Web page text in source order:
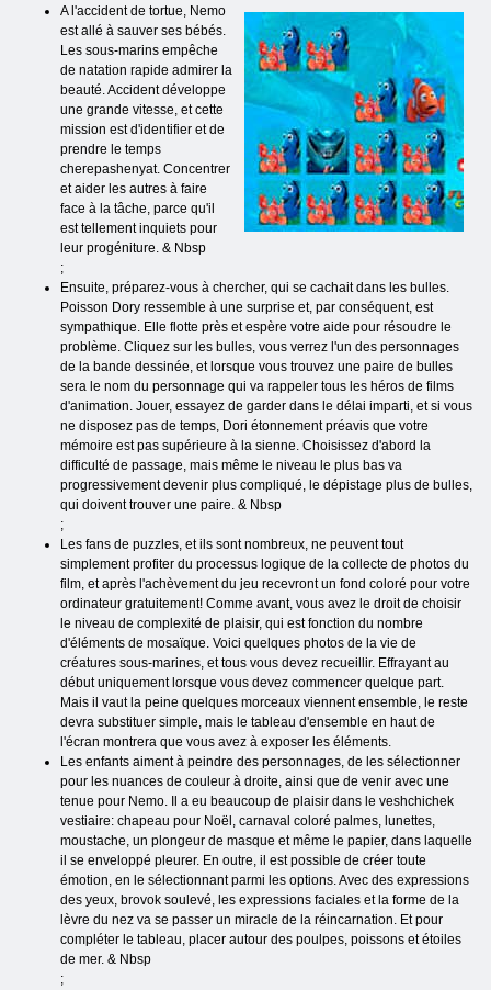
A l'accident de tortue, Nemo
est allé à sauver ses bébés.
Les sous-marins empêche
de natation rapide admirer la
beauté. Accident développe
une grande vitesse, et cette
mission est d'identifier et de
prendre le temps
cherepashenyat. Concentrer
et aider les autres à faire
face à la tâche, parce qu'il
est tellement inquiets pour
leur progéniture. & Nbsp
;
Ensuite, préparez-vous à chercher, qui se cachait dans les bulles.
Poisson Dory ressemble à une surprise et, par conséquent, est
sympathique. Elle flotte près et espère votre aide pour résoudre le
problème. Cliquez sur les bulles, vous verrez l'un des personnages
de la bande dessinée, et lorsque vous trouvez une paire de bulles
sera le nom du personnage qui va rappeler tous les héros de films
d'animation. Jouer, essayez de garder dans le délai imparti, et si vous
ne disposez pas de temps, Dori étonnement préavis que votre
mémoire est pas supérieure à la sienne. Choisissez d'abord la
difficulté de passage, mais même le niveau le plus bas va
progressivement devenir plus compliqué, le dépistage plus de bulles,
qui doivent trouver une paire. & Nbsp
;
Les fans de puzzles, et ils sont nombreux, ne peuvent tout
simplement profiter du processus logique de la collecte de photos du
film, et après l'achèvement du jeu recevront un fond coloré pour votre
ordinateur gratuitement! Comme avant, vous avez le droit de choisir
le niveau de complexité de plaisir, qui est fonction du nombre
d'éléments de mosaïque. Voici quelques photos de la vie de
créatures sous-marines, et tous vous devez recueillir. Effrayant au
début uniquement lorsque vous devez commencer quelque part.
Mais il vaut la peine quelques morceaux viennent ensemble, le reste
devra substituer simple, mais le tableau d'ensemble en haut de
l'écran montrera que vous avez à exposer les éléments.
Les enfants aiment à peindre des personnages, de les sélectionner
pour les nuances de couleur à droite, ainsi que de venir avec une
tenue pour Nemo. Il a eu beaucoup de plaisir dans le veshchichek
vestiaire: chapeau pour Noël, carnaval coloré palmes, lunettes,
moustache, un plongeur de masque et même le papier, dans laquelle
il se enveloppé pleurer. En outre, il est possible de créer toute
émotion, en le sélectionnant parmi les options. Avec des expressions
des yeux, brovok soulevé, les expressions faciales et la forme de la
lèvre du nez va se passer un miracle de la réincarnation. Et pour
compléter le tableau, placer autour des poulpes, poissons et étoiles
de mer. & Nbsp
;